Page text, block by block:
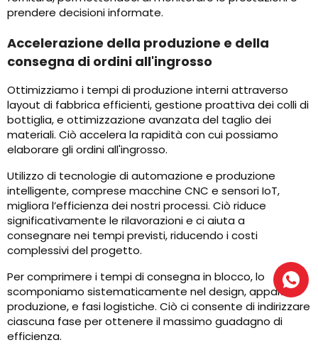
prendere decisioni informate.
Accelerazione della produzione e della
consegna di ordini all'ingrosso
Ottimizziamo i tempi di produzione interni attraverso
layout di fabbrica efficienti, gestione proattiva dei colli di
bottiglia, e ottimizzazione avanzata del taglio dei
materiali. Ciò accelera la rapidità con cui possiamo
elaborare gli ordini all'ingrosso.
Utilizzo di tecnologie di automazione e produzione
intelligente, comprese macchine CNC e sensori IoT,
migliora l’efficienza dei nostri processi. Ciò riduce
significativamente le rilavorazioni e ci aiuta a
consegnare nei tempi previsti, riducendo i costi
complessivi del progetto.
Per comprimere i tempi di consegna in blocco, lo
scomponiamo sistematicamente nel design, appalti,
produzione, e fasi logistiche. Ciò ci consente di indirizzare
ciascuna fase per ottenere il massimo guadagno di
efficienza.